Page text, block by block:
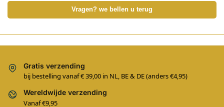
Vragen? we bellen u terug
Gratis verzending
bij bestelling vanaf € 39,00 in NL, BE & DE (anders €4,95)
Wereldwijde verzending
Vanaf €9,95